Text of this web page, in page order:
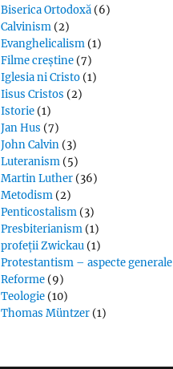
Biserica Ortodoxă (6)
Calvinism (2)
Evanghelicalism (1)
Filme creștine (7)
Iglesia ni Cristo (1)
Iisus Cristos (2)
Istorie (1)
Jan Hus (7)
John Calvin (3)
Luteranism (5)
Martin Luther (36)
Metodism (2)
Penticostalism (3)
Presbiterianism (1)
profeții Zwickau (1)
Protestantism – aspecte generale
Reforme (9)
Teologie (10)
Thomas Müntzer (1)